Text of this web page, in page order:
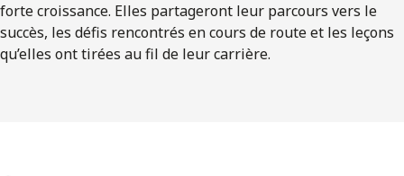
forte croissance. Elles partageront leur parcours vers le
succès, les défis rencontrés en cours de route et les leçons
qu’elles ont tirées au fil de leur carrière.